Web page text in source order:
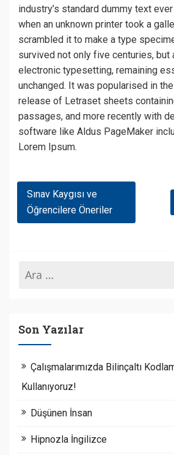
industry’s standard dummy text
when an unknown printer took a
scrambled it to make a type
survived not only five centuries, but
electronic typesetting, remaining
unchanged. It was popularised in
release of Letraset sheets
passages, and more recently with
software like Aldus PageMaker
Lorem Ipsum.
Yazı
Gezinmesi
Sınav Kaygısı ve
Öğrencilere Öneriler
Son Yazılar
Çalışmalarımızda Bilinçaltı
Kullanıyoruz!
Düşünen İnsan
Hipnozla İngilizce